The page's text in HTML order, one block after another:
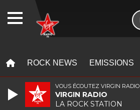
ROCK NEWS EMISSIONS
VOUS ÉCOUTEZ VIRGIN RADIO
VIRGIN RADIO
LA ROCK STATION
WEBRADIO